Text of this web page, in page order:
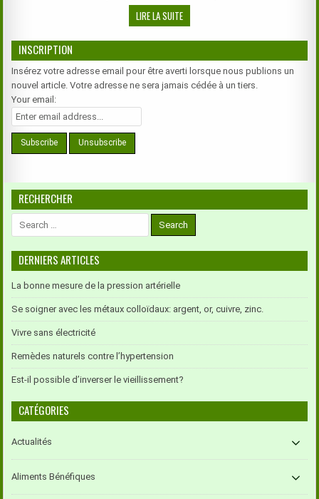
LIRE LA SUITEFAIRE
NATURELLEMENT
CESSER
LE
HOQUET
INSCRIPTION
Insérez votre adresse email pour être averti lorsque nous publions un
nouvel article. Votre adresse ne sera jamais cédée à un tiers.
Your email:
RECHERCHER
DERNIERS ARTICLES
La bonne mesure de la pression artérielle
Se soigner avec les métaux colloïdaux: argent, or, cuivre, zinc.
Vivre sans électricité
Remèdes naturels contre l’hypertension
Est-il possible d’inverser le vieillissement?
CATÉGORIES
Actualités
Aliments Bénéfiques